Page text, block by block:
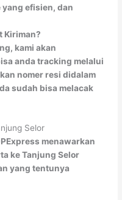
efisien, dan
Kiriman?
kami akan
anda tracking melalui
nomer resi didalam
sudah bisa melacak
Selor
menawarkan
ke Tanjung Selor
yang tentunya